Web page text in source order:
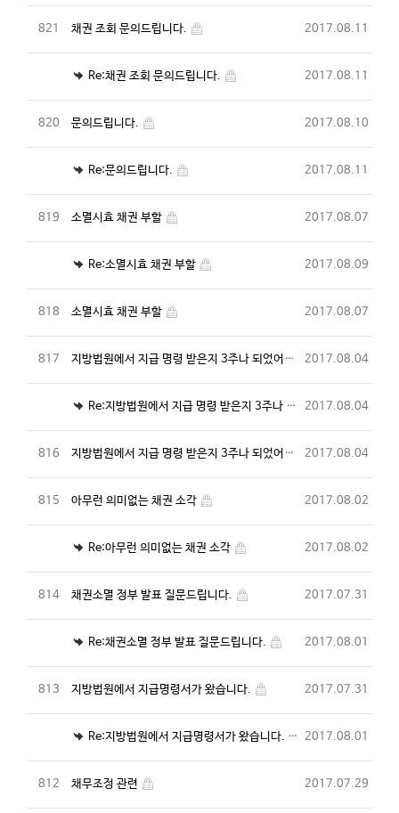
821 채권 조회 문의드립니다. 2017.08.11
Re:채권 조회 문의드립니다. 2017.08.11
820 문의드립니다. 2017.08.10
Re:문의드립니다. 2017.08.11
819 소멸시효 채권 부할 2017.08.07
Re:소멸시효 채권 부할 2017.08.09
818 소멸시효 채권 부할 2017.08.07
817 지방법원에서 지급 명령 받은지 3주나 되었어요 2017.08.04
Re:지방법원에서 지급 명령 받은지 3주나 되었어요 2017.08.04
816 지방법원에서 지급 명령 받은지 3주나 되었어요 2017.08.04
815 아무런 의미없는 채권 소각 2017.08.02
Re:아무런 의미없는 채권 소각 2017.08.02
814 채권소멸 정부 발표 질문드립니다. 2017.07.31
Re:채권소멸 정부 발표 질문드립니다. 2017.08.01
813 지방법원에서 지급명령서가 왔습니다. 2017.07.31
Re:지방법원에서 지급명령서가 왔습니다. 2017.08.01
812 채무조정 관련 2017.07.29